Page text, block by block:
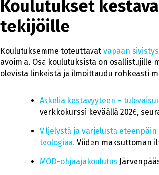
Koulutukset
tekijöille
Koulutuksemme toteuttavat vapaan
avoimia. Osa koulutuksista on osallistujille
olevista linkeistä ja ilmoittaudu rohkeasti
Askelia kestävyyteen –
verkkokurssi keväällä 2026,
Viljelystä ja varjelusta
teologiaa. Viiden maksuttoman
MOD-ohjaajakoulutus